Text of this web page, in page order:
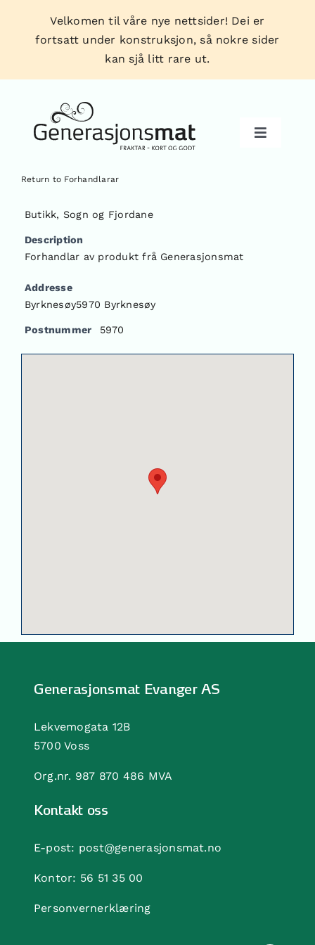
content
Velkomen til våre nye nettsider! Dei er
fortsatt under konstruksjon, så nokre sider
kan sjå litt rare ut.
Toggle
Forhandlarar
Tips & triks
Om oss
Return to Forhandlarar
Butikk, Sogn og Fjordane
Description
Forhandlar av produkt frå Generasjonsmat
Addresse
Byrknesøy5970 Byrknesøy
Postnummer 5970
Generasjonsmat Evanger AS
Lekvemogata 12B
5700 Voss
Org.nr. 987 870 486 MVA
Kontakt oss
E-post: post@generasjonsmat.no
Kontor: 56 51 35 00
Personvernerklæring